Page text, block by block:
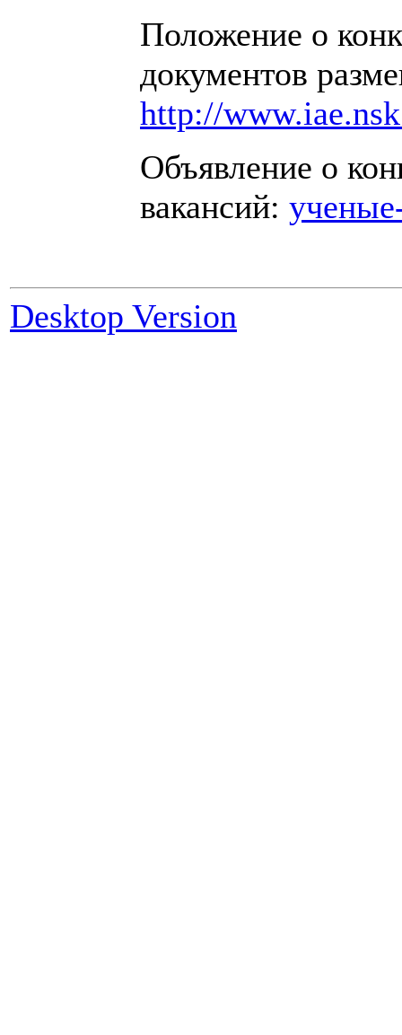
Положение о
документов
http://
Объявление о
вакансий:
Desktop Version